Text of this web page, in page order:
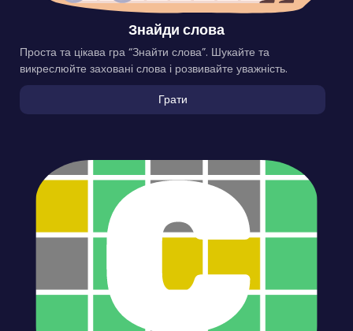
Знайди слова
Проста та цікава гра “Знайти слова”. Шукайте та
викреслюйте заховані слова і розвивайте уважність.
Грати